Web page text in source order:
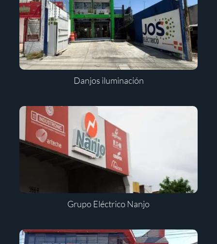
Danjos iluminación
Grupo Eléctrico Nanjo